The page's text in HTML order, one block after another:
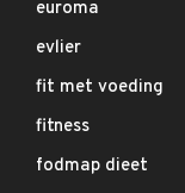
euroma
evlier
fit met voeding
fitness
fodmap dieet